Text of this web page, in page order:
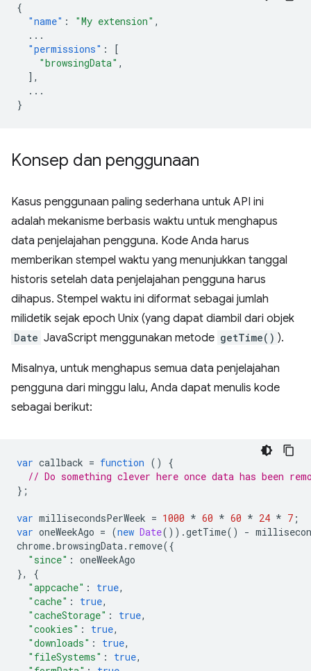
{
"name" : "My extension" ,
...
"permissions" :
[
"browsingData" ,
],
...
}
Konsep dan penggunaan
Kasus penggunaan paling sederhana untuk API ini
adalah mekanisme berbasis waktu untuk menghapus
data penjelajahan pengguna. Kode Anda harus
memberikan stempel waktu yang menunjukkan tanggal
historis setelah data penjelajahan pengguna harus
dihapus. Stempel waktu ini diformat sebagai jumlah
milidetik sejak epoch Unix (yang dapat diambil dari objek
Date JavaScript menggunakan metode getTime() ).
Misalnya, untuk menghapus semua data penjelajahan
pengguna dari minggu lalu, Anda dapat menulis kode
sebagai berikut:
var callback = function ()
{
// Do something clever here once data has been
};
var millisecondsPerWeek = 1000 * 60 * 60 * 24 * 7 ;
var oneWeekAgo = (new Date()).getTime() -
chrome.browsingData. remove({
"since" : oneWeekAgo
},
{
"appcache" : true,
"cache" : true,
"cacheStorage" : true,
"cookies" : true,
"downloads" : true,
"fileSystems" : true,